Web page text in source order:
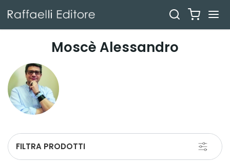
Moscè Alessandro
Toggle
FILTRA PRODOTTI